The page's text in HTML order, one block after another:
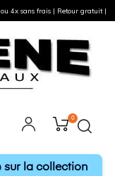
0
sur la collection
4x sans frais | Retour gratuit |